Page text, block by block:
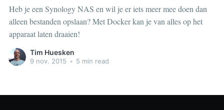
Heb je een Synology NAS en wil je er iets meer mee doen dan
alleen bestanden opslaan? Met Docker kan je van alles op het
apparaat laten draaien!
Tim Huesken
9 nov. 2015 • 5 min read